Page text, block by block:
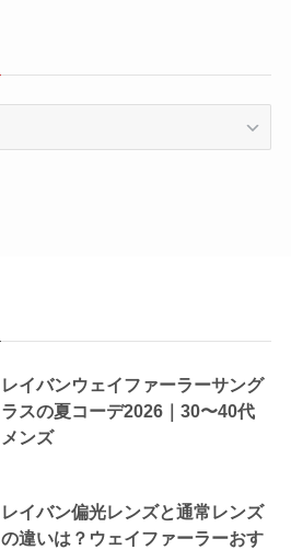
レイバンウェイファーラーサング
ラスの夏コーデ2026｜30〜40代
メンズ
レイバン偏光レンズと通常レンズ
の違いは？ウェイファーラーおす